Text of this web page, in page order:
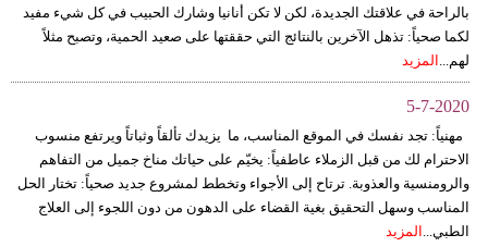
بالراحة في علاقتك الجديدة، لكن لا تكن أنانيا وشارك الحبيب في كل شيء مفيد
لكما صحياً: تذهل الآخرين بالنتائج التي حققتها على صعيد الحمية، وتصبح مثلاً
لهم... المزيد
5-7-2020
مهنياً: تجد نفسك في الموقع المناسب، ما يزيدك تألقاً وثباتاً ويرتفع منسوب
الاحترام لك من قبل الزملاء عاطفياً: يخيّم على حياتك مناخ جميل من التفاهم
والرومنسية والعذوبة. ترتاح إلى الأجواء وتخطط لمشروع جديد صحياً: تختار الحل
المناسب وسهل التحقيق بغية القضاء على الدهون من دون اللجوء إلى العلاج
الطبي... المزيد